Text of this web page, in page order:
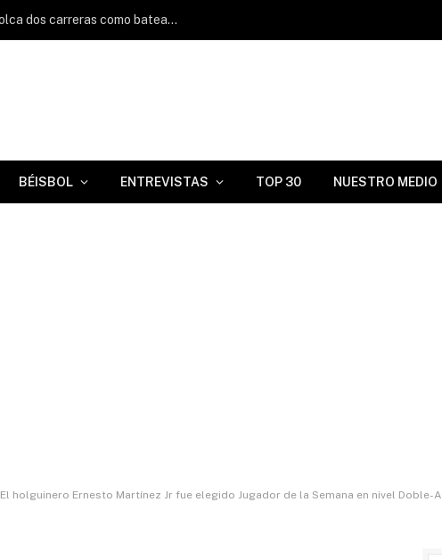
Víctor Mederos pega imparable y remolca dos carreras como bateador en la MLB
BÉISBOL ENTREVISTAS TOP 30 NUESTRO MEDIO
El holguinero Ernesto Martínez Jr fue elegido Jugador de la Semana en nivel Doble-A